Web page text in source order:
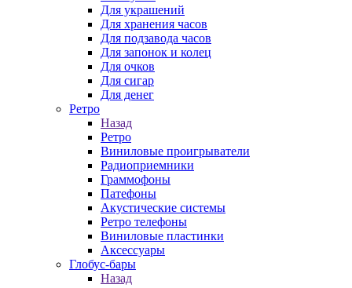
Для украшений
Для хранения часов
Для подзавода часов
Для запонок и колец
Для очков
Для сигар
Для денег
Ретро
Назад
Ретро
Виниловые проигрыватели
Радиоприемники
Граммофоны
Патефоны
Акустические системы
Ретро телефоны
Виниловые пластинки
Аксессуары
Глобус-бары
Назад